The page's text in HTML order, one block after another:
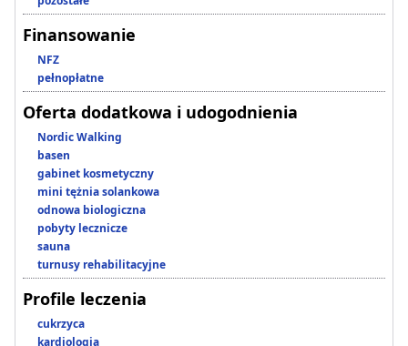
Finansowanie
NFZ
pełnopłatne
Oferta dodatkowa i udogodnienia
Nordic Walking
basen
gabinet kosmetyczny
mini tężnia solankowa
odnowa biologiczna
pobyty lecznicze
sauna
turnusy rehabilitacyjne
Profile leczenia
cukrzyca
kardiologia